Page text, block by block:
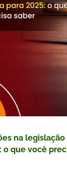
na
o que você